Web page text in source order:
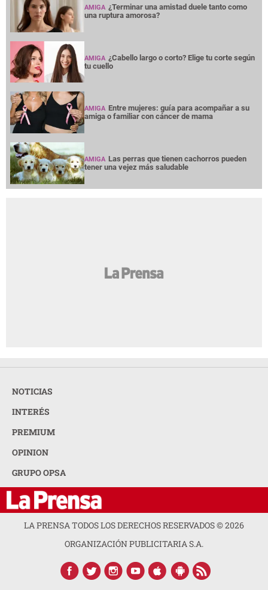
AMIGA ¿Terminar una amistad duele tanto como
una ruptura amorosa?
AMIGA ¿Cabello largo o corto? Elige tu corte según
tu cuello
AMIGA Entre mujeres: guía para acompañar a su
amiga o familiar con cáncer de mama
AMIGA Las perras que tienen cachorros pueden
tener una vejez más saludable
NOTICIAS
INTERÉS
PREMIUM
OPINION
GRUPO OPSA
LA PRENSA TODOS LOS DERECHOS RESERVADOS ©2026
ORGANIZACIÓN PUBLICITARIA S.A.